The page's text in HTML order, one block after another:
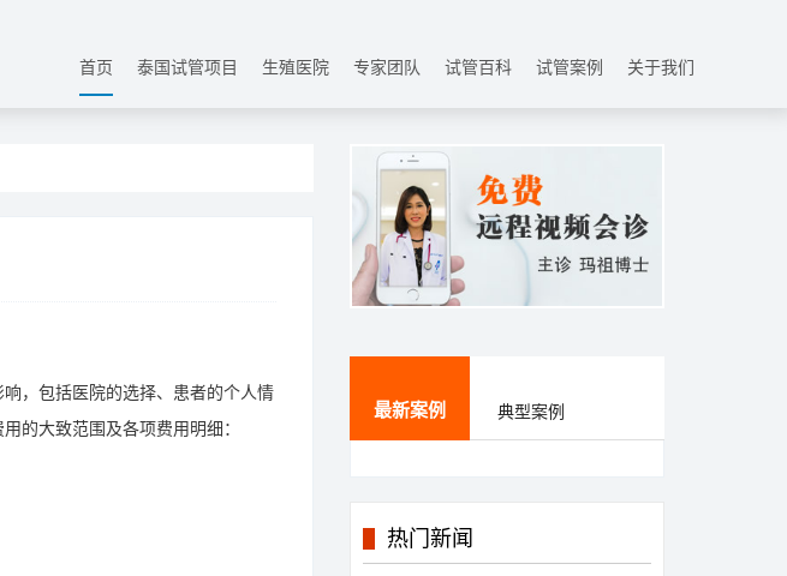
首页 泰国试管项目 生殖医院 专家团队 试管百科 试管案例 关于我们
，包括医院的选择、患者的个人情
的大致范围及各项费用明细：
最新案例 典型案例
热门新闻